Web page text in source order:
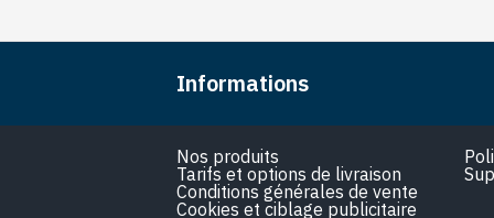
Informations
Nos produits
Tarifs et options de livraison
Conditions générales de vente
Cookies et ciblage publicitaire